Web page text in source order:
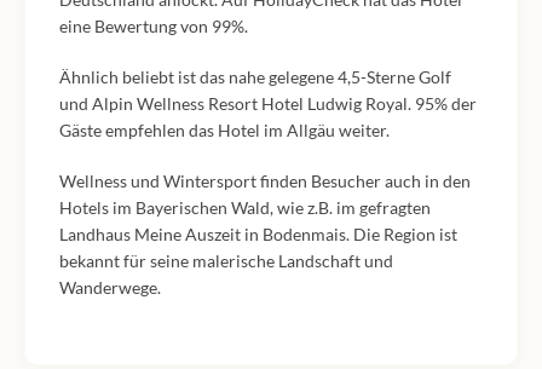
eine Bewertung von 99%.
Ähnlich beliebt ist das nahe gelegene 4,5-Sterne Golf
und Alpin Wellness Resort Hotel Ludwig Royal. 95% der
Gäste empfehlen das Hotel im Allgäu weiter.
Wellness und Wintersport finden Besucher auch in den
Hotels im Bayerischen Wald, wie z.B. im gefragten
Landhaus Meine Auszeit in Bodenmais. Die Region ist
bekannt für seine malerische Landschaft und
Wanderwege.